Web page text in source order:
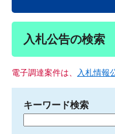
入札公告の検索
電子調達案件は、 入札情報
キーワード検索